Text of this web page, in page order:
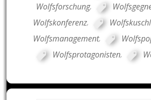
Wolfsforschung,
Wolfskonferenz,
Wolfsmanagement,
Wolfsprotagonisten,